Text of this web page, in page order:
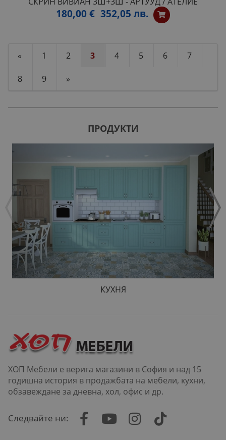
180,00 € 352,05 лв.
« 1 2 3 4 5 6 7
8 9 »
ПРОДУКТИ
КУХНЯ
ХОП Мебели е верига магазини в София и над 15
годишна история в продажбата на мебели, кухни,
обзавеждане за дневна, хол, офис и др.
Следвайте ни: